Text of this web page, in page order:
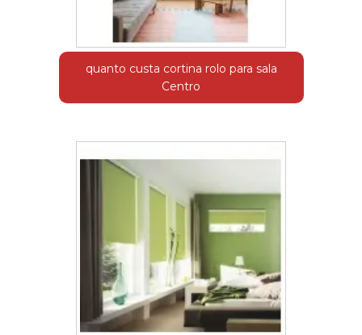
quanto custa cortina rolo para sala
Centro